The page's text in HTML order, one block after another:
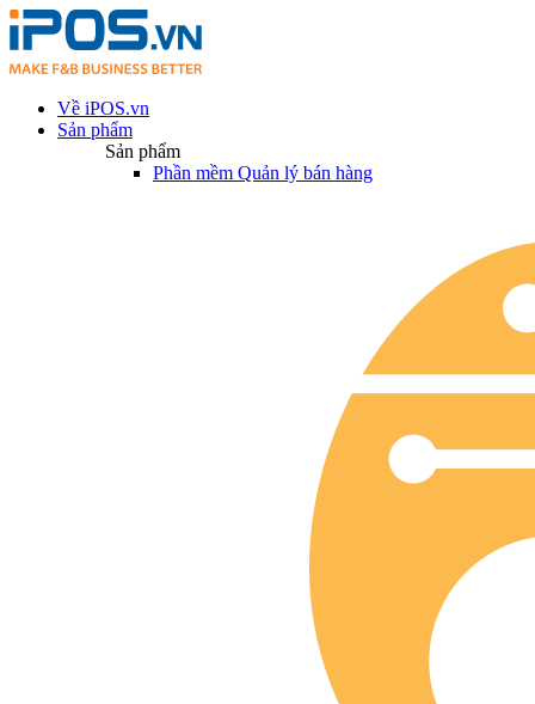
Về iPOS.vn
Sản phẩm
Sản phẩm
Phần mềm Quản lý bán hàng